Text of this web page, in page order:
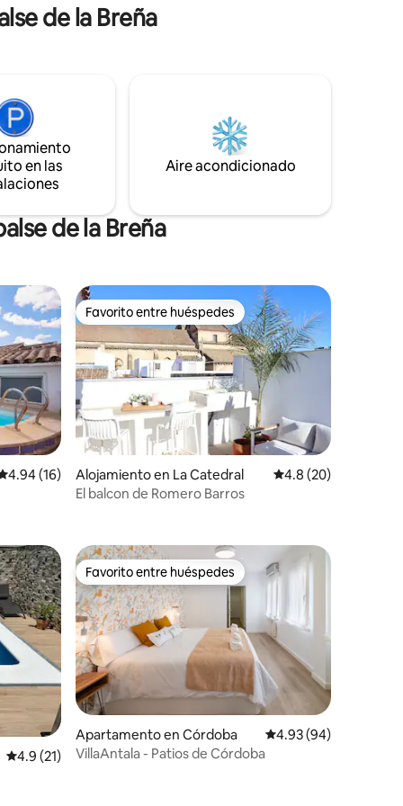
de la Breña
en las
Aire acondicionado
de la Breña
promedio: 4.94 de 5, 16 reseñas
4.94 (16)
Favorito entre huéspedes
Favorito entre huéspedes
Alojamiento en La Catedral Calificación
4.8 (20)
El balcon de Romero Barros
Calificación promedio: 4.9 de 5, 21 reseñas
4.9 (21)
Favorito entre huéspedes
Favorito entre huéspedes
Apartamento en Córdoba Calificación
4.93 (94)
VillaAntala - Patios de Córdoba